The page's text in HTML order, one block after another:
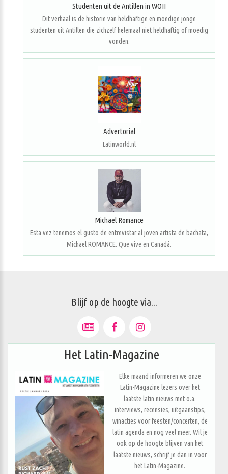
Studenten uit de Antillen in WOII
Dit verhaal is de historie van heldhaftige en moedige jonge
studenten uit Antillen die zichzelf helemaal niet heldhaftig of moedig
vonden.
Advertorial
Latinworld.nl
Michael Romance
Esta vez tenemos el gusto de entrevistar al joven artista de bachata,
Michael ROMANCE. Que vive en Canadá.
Blijf op de hoogte via...
Het Latin-Magazine
Elke maand informeren we onze
Latin-Magazine lezers over het
laatste latin nieuws met o.a.
interviews, recensies, uitgaanstips,
winacties voor feesten/concerten, de
latin agenda en nog veel meer. Wil je
ook op de hoogte blijven van het
laatste nieuws, schrijf je dan in voor
het Latin-Magazine.